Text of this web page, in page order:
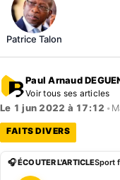
Patrice Talon
Paul Arnaud
Voir tous ses articles
Le 1 jun 2022 à 17:12 •
FAITS DIVERS
🎧 ÉCOUTER L'ARTICLE